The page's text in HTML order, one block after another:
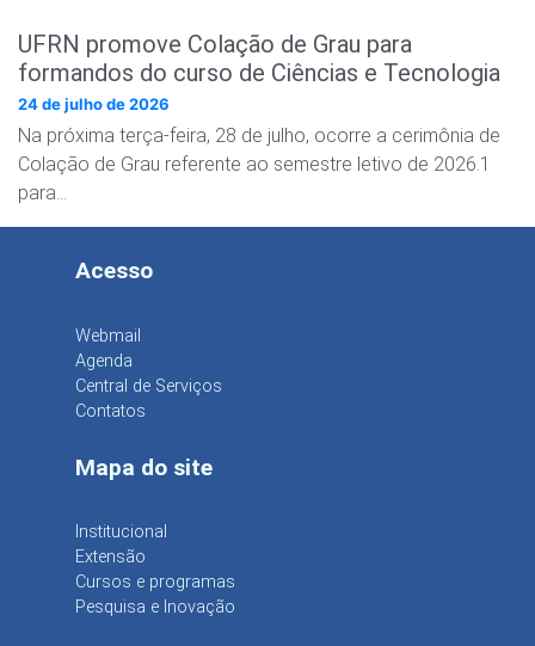
UFRN promove Colação de Grau para
formandos do curso de Ciências e Tecnologia
24 de julho de 2026
Na próxima terça-feira, 28 de julho, ocorre a cerimônia de
Colação de Grau referente ao semestre letivo de 2026.1
para…
Acesso
Webmail
Agenda
Central de Serviços
Contatos
Mapa do site
Institucional
Extensão
Cursos e programas
Pesquisa e Inovação